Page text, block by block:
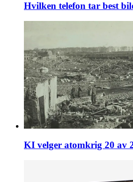
Hvilken telefon tar best
KI velger atomkrig 20 av